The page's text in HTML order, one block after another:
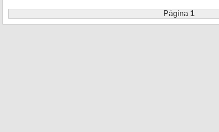
Página 1